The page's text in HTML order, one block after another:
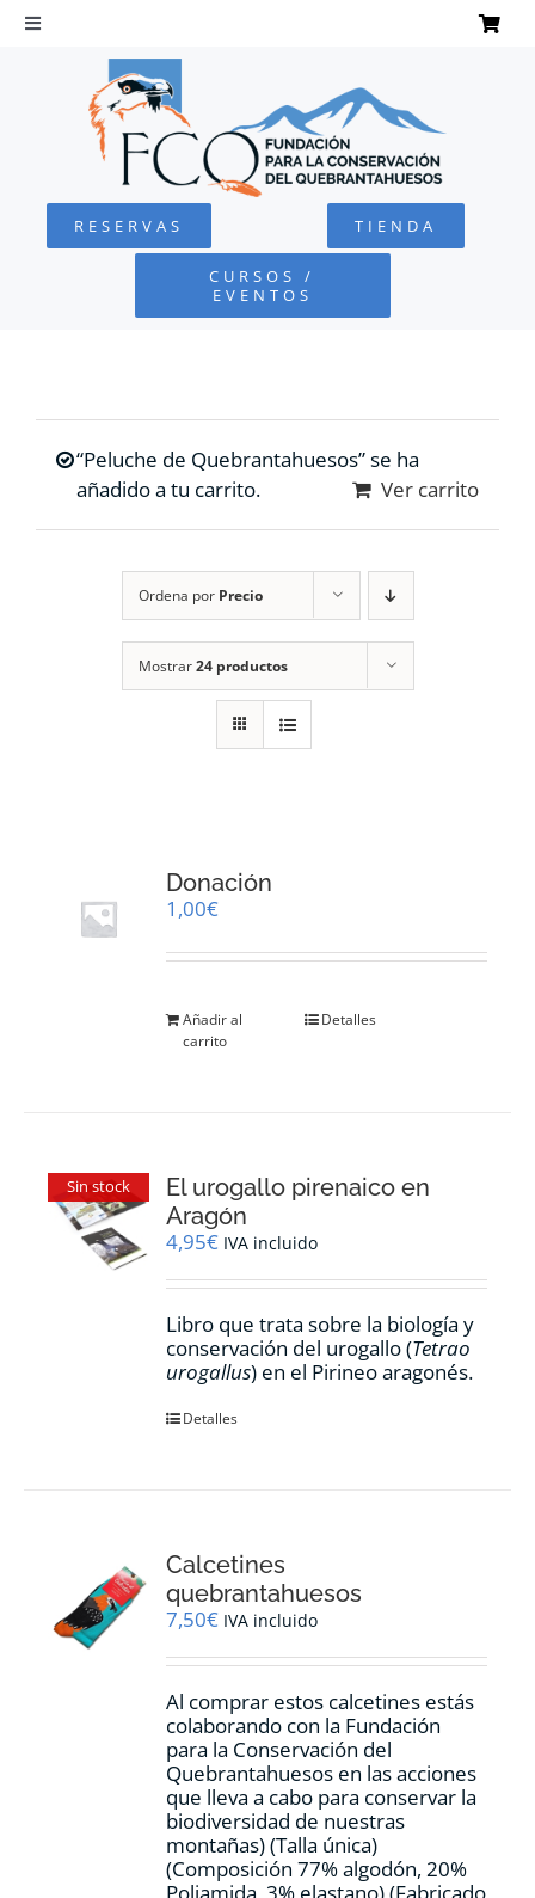
Saltar
Toggle
Navigation
QUEBRANTAHUESOS
FUNDACIÓN
COLABORA
RESERVAS TIENDA
CURSOS /
EVENTOS
“Peluche de Quebrantahuesos” se ha
añadido a tu carrito.
Ver carrito
Ordena por Precio
Mostrar24 productos
Donación
1,00€
Añadir al
carrito
Detalles
Sin stock
El urogallo pirenaico en
Aragón
4,95€ IVA incluido
Libro que trata sobre la biología y
conservación del urogallo (Tetrao
urogallus) en el Pirineo aragonés.
Detalles
Calcetines
quebrantahuesos
7,50€ IVA incluido
Al comprar estos calcetines estás
colaborando con la Fundación
para la Conservación del
Quebrantahuesos en las acciones
que lleva a cabo para conservar la
biodiversidad de nuestras
montañas) (Talla única)
(Composición 77% algodón, 20%
Poliamida, 3% elastano) (Fabricado